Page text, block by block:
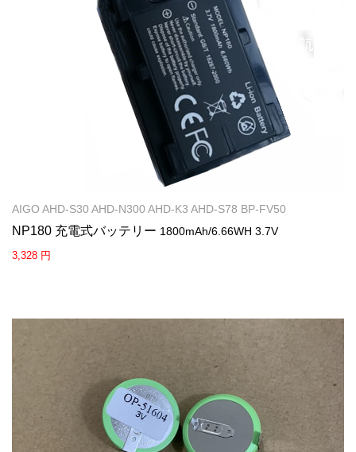
AIGO AHD-S30 AHD-N300 AHD-K3 AHD-S78 BP-FV50
NP180 充電式バッテリー 1800mAh/6.66WH 3.7V
3,328 円